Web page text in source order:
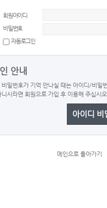
회원아이디
비밀번호
자동로그인
안내
밀번호가 기억 안나실 때는 아이디/비밀
시라면 회원으로 가입 후 이용해 주십시오.
아이디 비
메인으로 돌아가기